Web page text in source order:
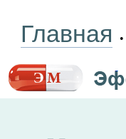
Главная •